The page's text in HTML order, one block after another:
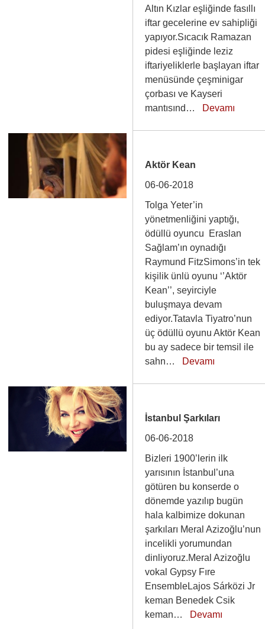
Altın Kızlar eşliğinde fasıllı
iftar gecelerine ev sahipliği
yapıyor.Sıcacık Ramazan
pidesi eşliğinde leziz
iftariyeliklerle başlayan iftar
menüsünde çeşminigar
çorbası ve Kayseri
mantısınd… Devamı
Aktör Kean
06-06-2018
Tolga Yeter’in
yönetmenliğini yaptığı,
ödüllü oyuncu Eraslan
Sağlam’ın oynadığı
Raymund FitzSimons’in tek
kişilik ünlü oyunu ‘’Aktör
Kean’’, seyirciyle
buluşmaya devam
ediyor.Tatavla Tiyatro’nun
üç ödüllü oyunu Aktör Kean
bu ay sadece bir temsil ile
sahn… Devamı
İstanbul Şarkıları
06-06-2018
Bizleri 1900’lerin ilk
yarısının İstanbul’una
götüren bu konserde o
dönemde yazılıp bugün
hala kalbimize dokunan
şarkıları Meral Azizoğlu’nun
incelikli yorumundan
dinliyoruz.Meral Azizoğlu
vokal Gypsy Fıre
EnsembleLajos Sárközi Jr
keman Benedek Csik
keman… Devamı